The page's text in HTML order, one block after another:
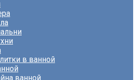
в ванной
ванной